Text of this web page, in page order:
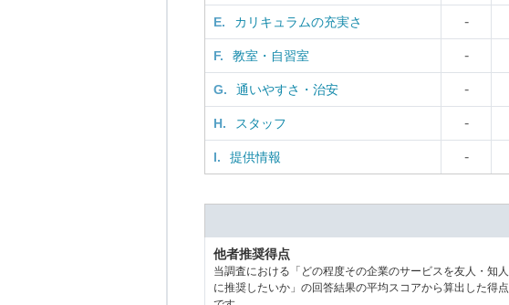
E. カリキュラムの充実さ -
F. 教室・自習室 -
G. 通いやすさ・治安 -
H. スタッフ -
I. 提供情報 -
他者推奨得点
当調査における「どの程度その企業のサービスを友人・知人
に推奨したいか」の回答結果の平均スコアから算出した得点